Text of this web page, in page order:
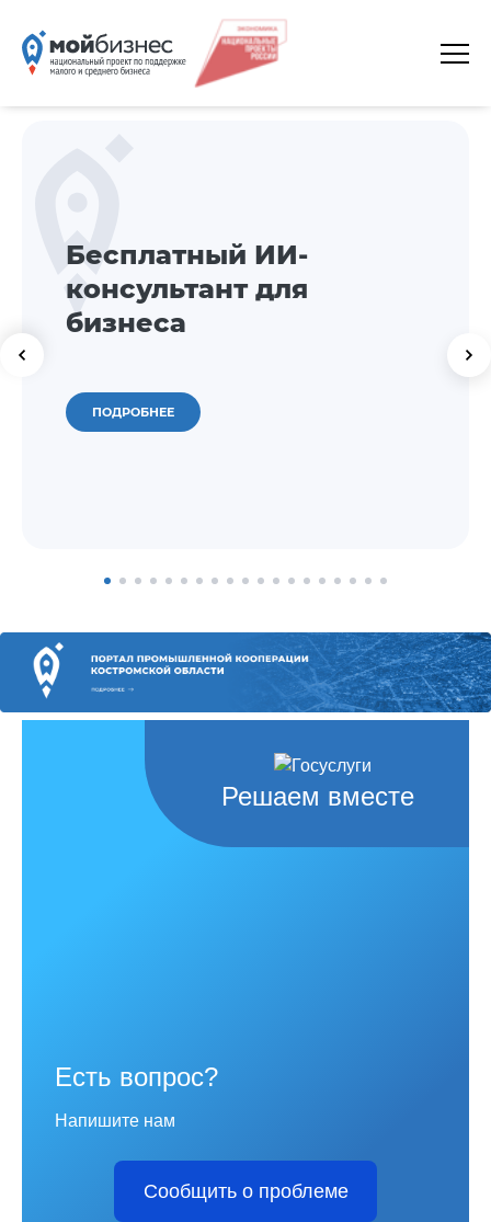
ЛИЧНЫЙ КАБИНЕТ
ГЛАВНАЯ
КАЛЕНДАРЬ МЕРОПРИЯТИЙ
Бесплатный ИИ-
консультант для
бизнеса
ПОДРОБНЕЕ
Решаем вместе
Есть вопрос?
Напишите нам
Сообщить о проблеме